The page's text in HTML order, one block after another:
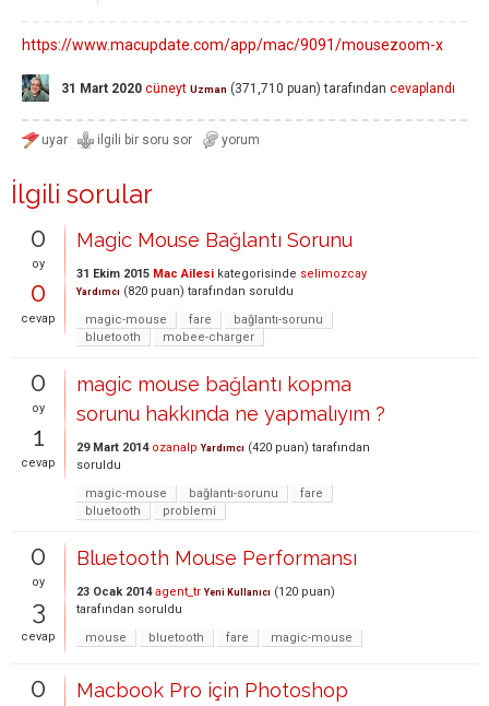
https://www.macupdate.com/app/mac/9091/mousezoom-x
31 Mart 2020 cüneyt Uzman (371,710 puan) tarafından cevaplandı
İlgili sorular
0
oy
0
cevap
Magic Mouse Bağlantı Sorunu
31 Ekim 2015 Mac Ailesi kategorisinde selimozcay
Yardımcı (820 puan) tarafından soruldu
magic-mouse
fare
bağlantı-sorunu
bluetooth
mobee-charger
0
oy
1
cevap
magic mouse bağlantı kopma
sorunu hakkında ne yapmalıyım ?
29 Mart 2014 ozanalp Yardımcı (420 puan) tarafından
soruldu
magic-mouse
bağlantı-sorunu
fare
bluetooth
problemi
0
oy
3
cevap
Bluetooth Mouse Performansı
23 Ocak 2014 agent_tr Yeni Kullanıcı (120 puan)
tarafından soruldu
mouse
bluetooth fare magic-mouse
0
Macbook Pro için Photoshop